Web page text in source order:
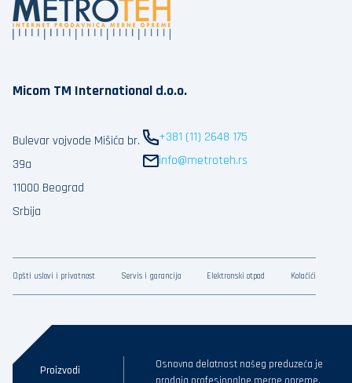
Micom TM International d.o.o.
Bulevar vojvode Mišića br.
39a
11000 Beograd
Srbija
+381 (11) 2648 175
info@metroteh.rs
Opšti uslovi i privatnost Servis i garancija Elektronski otpad Kolačići
Proizvodi
Osnovna delatnost našeg preduzeća je